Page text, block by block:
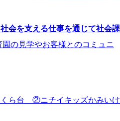
会を支える仕事を通じて社会課
園の見学やお客様とのコミュニ
ら台 ②ニチイキッズかみいけ